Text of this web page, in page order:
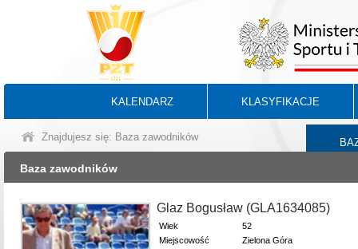
KALENDARZ KLASYFIKACJE
Znajdujesz się: Baza zawodników
Baza zawodników
Glaz Bogusław (GLA1634085)
Wiek
52
Miejscowość
Zielona Góra